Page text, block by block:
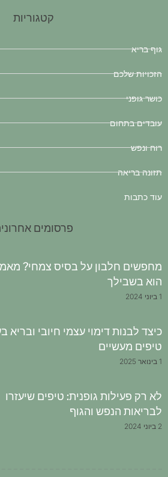
קטגוריות
גוף בריא
הזכויות שלכם
כושר גופני
עובדים בתחום
רוח ונפש
תזונה בריאה
עוד כתבות
פרסומים
מחפשים חלבון על בסיס צמחי?
הוא בשבילך
1 ביוני 2024
כיצד לבנות דימוי עצמי חיובי ובריא
טיפים מעשיים
1 בינואר 2025
לא רק פעילות גופנית: טיפים שיעזרו
לבריאות הנפש והגוף
2 ביוני 2024